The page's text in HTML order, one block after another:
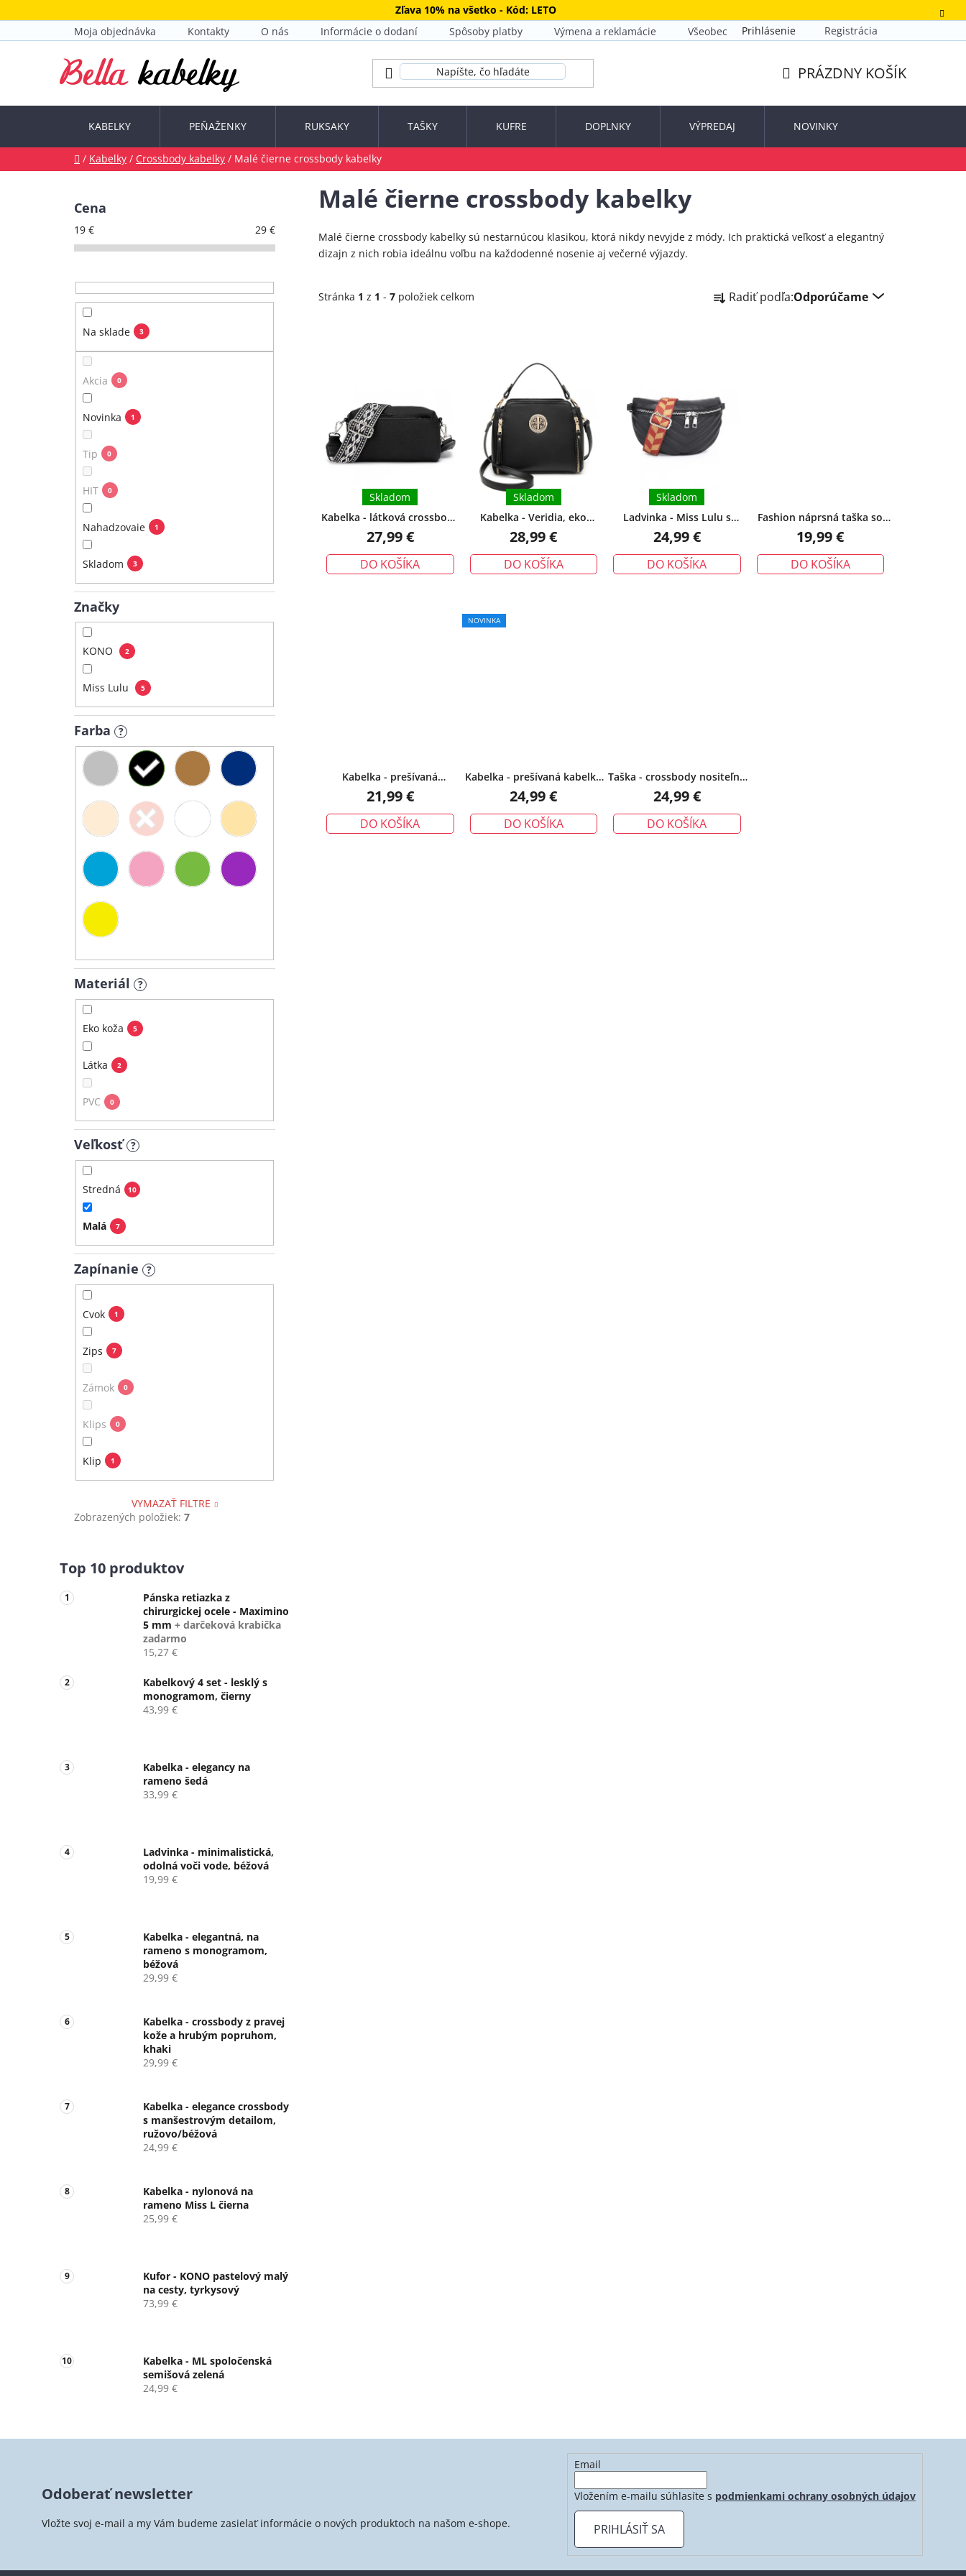
na
Zľava 10% na všetko - Kód: LETO
Moja objednávka
Kontakty O nás Informácie o dodaní Spôsoby platby Výmena a reklamácie Všeobecné obchodné podmienky
Prihlásenie Registrácia
KOŠÍK
PRÁZDNY KOŠÍK
KABELKY PEŇAŽENKY RUKSAKY TAŠKY KUFRE DOPLNKY VÝPREDAJ NOVINKY
Domov
/ Kabelky / Crossbody kabelky / Malé čierne crossbody kabelky
B
Cena
19 € 29 €
Na sklade 3
Akcia 0
Novinka 1
Tip 0
HIT 0
Nahadzovaie 1
Skladom 3
Značky
KONO 2
Miss Lulu 5
Farba ?
Materiál ?
Eko koža 5
Látka 2
PVC 0
Veľkosť ?
Stredná 10
Malá 7
Zapínanie ?
Cvok 1
Zips 7
Zámok 0
Klips 0
Klip 1
VYMAZAŤ FILTRE
Zobrazených položiek: 7
Top 10 produktov
Pánska retiazka z
chirurgickej ocele - Maximino
5 mm + darčeková krabička
zadarmo
15,27 €
Kabelkový 4 set - lesklý s
monogramom, čierny
43,99 €
Kabelka - elegancy na
rameno šedá
33,99 €
Ladvinka - minimalistická,
odolná voči vode, béžová
19,99 €
Kabelka - elegantná, na
rameno s monogramom,
béžová
29,99 €
Kabelka - crossbody z pravej
kože a hrubým popruhom,
khaki
29,99 €
Kabelka - elegance crossbody
s manšestrovým detailom,
ružovo/béžová
24,99 €
Kabelka - nylonová na
rameno Miss L čierna
25,99 €
Kufor - KONO pastelový malý
na cesty, tyrkysový
73,99 €
Kabelka - ML spoločenská
semišová zelená
24,99 €
Malé čierne crossbody kabelky
Malé čierne crossbody kabelky sú nestarnúcou klasikou, ktorá nikdy nevyjde z módy. Ich praktická veľkosť a elegantný
dizajn z nich robia ideálnu voľbu na každodenné nosenie aj večerné výjazdy.
Stránka 1 z 1 - 7 položiek celkom a
e
p
r
k
t
Radiť podľa:Odporúčame
u
k
o
Kabelka - látková crossbody
s etnickým popruhom,
čierna
Skladom
27,99 €
DO KOŠÍKA
Kabelka - Veridia, eko
kožená s crossbody
popruhom, čierna
Skladom
28,99 €
DO KOŠÍKA
Ladvinka - Miss Lulu s
nastaviteľným popruhom,
čierna
Skladom
24,99 €
DO KOŠÍKA
Fashion náprsná taška so
vzorovaným popruhom,
čierna
19,99 €
DO KOŠÍKA
Kabelka - prešívaná
crossbody Miss L čierna
21,99 €
DO KOŠÍKA
NOVINKA
Kabelka - prešívaná kabelka
na každý deň, čierna
24,99 €
DO KOŠÍKA
Taška - crossbody nositeľná
aj ako batoh, čierna
24,99 €
DO KOŠÍKA
Odoberať newsletter
Vložte svoj e-mail a my Vám budeme zasielať informácie o nových produktoch na našom e-shope.
Email
Vložením e-mailu súhlasíte s podmienkami ochrany osobných údajov
PRIHLÁSIŤ SA